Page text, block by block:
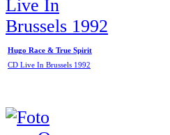
Hugo Race & True Spirit
CD Live In Brussels 1992